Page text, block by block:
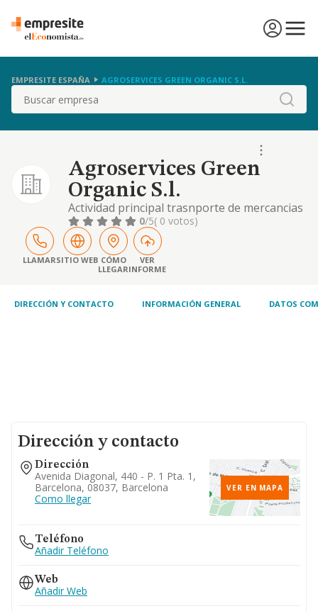
EMPRESITE ESPAÑA AGROSERVICES GREEN ORGANIC S.L.
Buscar
Agroservices Green
Organic S.l.
Actividad principal trasnporte de mercancias
por carretera, tanto nacional como
internacional. cnae 4941. actividades
secundarias actividades auxiliares y
complementarias del transporte etc
0/5( 0 votos)
LLAMARSITIO WEB CÓMO
LLEGAR
VER
INFORME
DIRECCIÓN Y CONTACTO INFORMACIÓN GENERAL DATOS
Dirección y contacto
Dirección
Avenida Diagonal, 440 - P. 1 Pta. 1,
Barcelona, 08037, Barcelona
Como llegar
VER EN MAPA
Teléfono
Añadir Teléfono
Web
Añadir Web